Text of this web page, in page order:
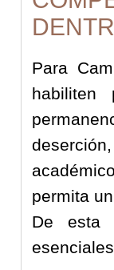
Para
habiliten
permita
De esta